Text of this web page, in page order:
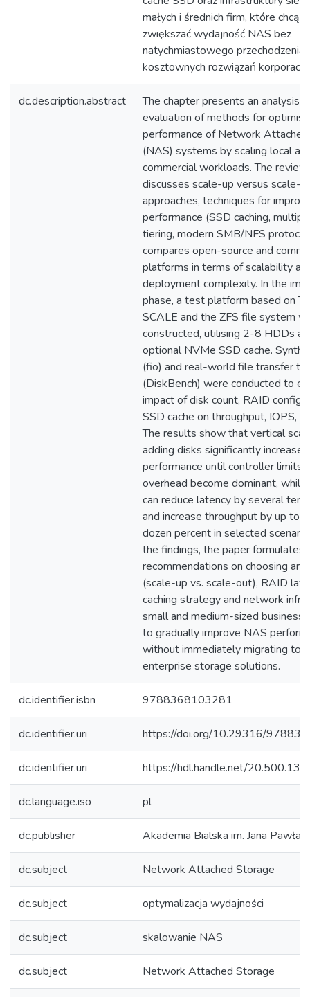
małych i średnich firm, które chcą
zwiększać wydajność NAS bez
natychmiastowego przechodzenia
kosztownych rozwiązań
dc.description.abstract
The chapter presents an analysis
evaluation of methods for
performance of Network
(NAS) systems by scaling local
commercial workloads. The
discusses scale-up versus scale-
approaches, techniques for
performance (SSD caching,
tiering, modern SMB/NFS
compares open-source and
platforms in terms of scalability
deployment complexity. In the
phase, a test platform based on
SCALE and the ZFS file system
constructed, utilising 2-8 HDDs
optional NVMe SSD cache.
(fio) and real-world file transfer
(DiskBench) were conducted to
impact of disk count, RAID
SSD cache on throughput, IOPS,
The results show that vertical
adding disks significantly increases
performance until controller limits
overhead become dominant, while
can reduce latency by several
and increase throughput by up to
dozen percent in selected
the findings, the paper formulates
recommendations on choosing
(scale-up vs. scale-out), RAID
caching strategy and network
small and medium-sized
to gradually improve NAS
without immediately migrating to
enterprise storage solutions.
dc.identifier.isbn 9788368103281
dc.identifier.uri https://doi.org/10.29316/
dc.identifier.uri https://hdl.handle.net/
dc.language.iso pl
dc.publisher Akademia Bialska im. Jana Pawła II
dc.subject Network Attached Storage
dc.subject optymalizacja wydajności
dc.subject skalowanie NAS
dc.subject Network Attached Storage